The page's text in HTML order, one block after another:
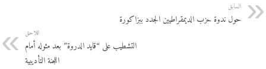
السابق
حول ندوة حزب الديمقراطيين الجدد ببزاكورة
اللاحق
التشطيب على “قايد الدروة” بعد مثوله أمام
اللجنة التأديبية